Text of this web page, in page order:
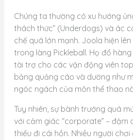
Chúng ta thường có xu hướng
thách thức” (Underdogs) và ác
chế quá lớn mạnh. Joola hiện lên
trong làng Pickleball. Họ đổ
tài trợ cho các vận động viên
bảng quảng cáo và dường như
ngóc ngách của môn thể thao
Tuy nhiên, sự bành trướng quá
với cảm giác “corporate” – đậm
thiếu đi cái hồn. Nhiều người